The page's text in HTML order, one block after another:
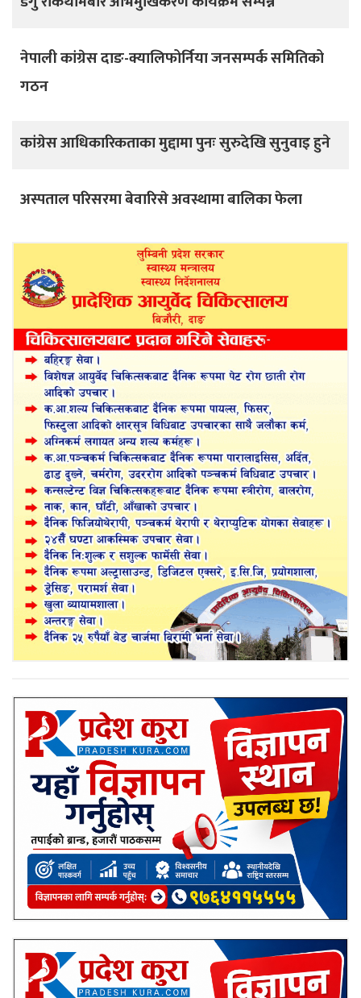
नेपाली कांग्रेस दाङ-क्यालिफोर्निया जनसम्पर्क समितिको
गठन
कांग्रेस आधिकारिकताका मुद्दामा पुनः सुरुदेखि सुनुवाइ हुने
अस्पताल परिसरमा बेवारिसे अवस्थामा बालिका फेला